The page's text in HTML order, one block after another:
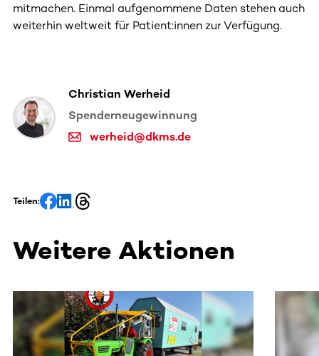
mitmachen. Einmal aufgenommene Daten stehen auch
weiterhin weltweit für Patient:innen zur Verfügung.
Christian Werheid
Spenderneugewinnung
werheid@dkms.de
Teilen:
Weitere Aktionen
Dieser Bereich enthält horizontal scrollbare Inhalte.